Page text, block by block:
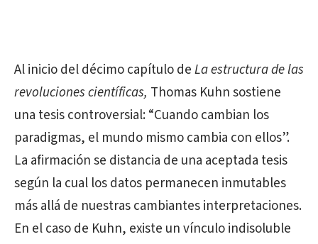
Al inicio del décimo capítulo deLa estructura de las
revoluciones científicas, Thomas Kuhn sostiene
una tesis controversial: “Cuando cambian los
paradigmas, el mundo mismo cambia con ellos”.
La afirmación se distancia de una aceptada tesis
según la cual los datos permanecen inmutables
más allá de nuestras cambiantes interpretaciones.
En el caso de Kuhn, existe un vínculo indisoluble